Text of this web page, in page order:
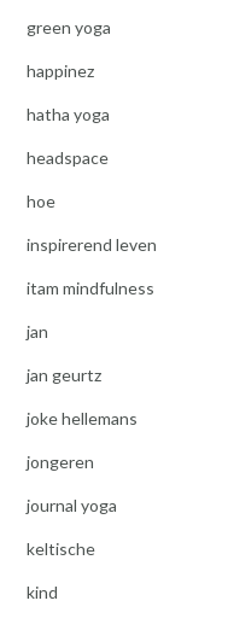
green yoga
happinez
hatha yoga
headspace
hoe
inspirerend leven
itam mindfulness
jan
jan geurtz
joke hellemans
jongeren
journal yoga
keltische
kind